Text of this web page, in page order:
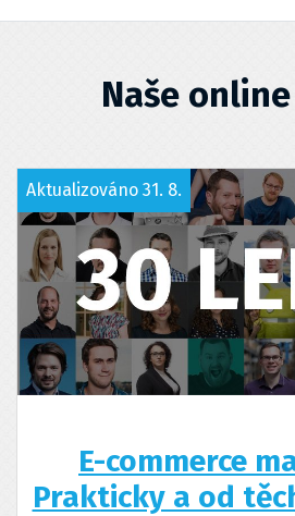
Naše
Aktualizováno 31. 8.
E-commerce
Prakticky a od